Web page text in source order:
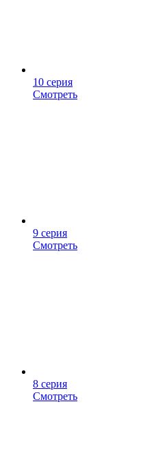
10 серия
Смотреть
9 серия
Смотреть
8 серия
Смотреть